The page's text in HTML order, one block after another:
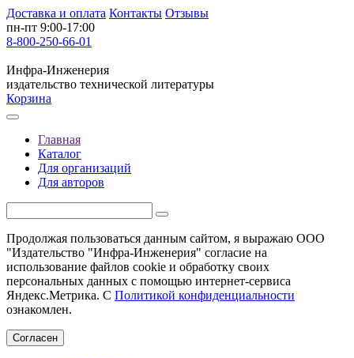
Доставка и оплата Контакты Отзывы
пн-пт 9:00-17:00
8-800-250-66-01
Инфра-Инженерия
издательство технической литературы
Корзина
Главная
Каталог
Для организаций
Для авторов
Продолжая пользоваться данным сайтом, я выражаю ООО
"Издательство "Инфра-Инженерия" согласие на
использование файлов cookie и обработку своих
персональных данных с помощью интернет-сервиса
Яндекс.Метрика. С Политикой конфиденциальности
ознакомлен.
Согласен